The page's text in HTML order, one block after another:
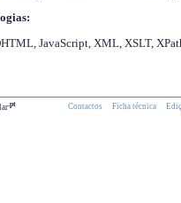
JavaScript, XML, XSLT,
.pt Contactos Ficha técnica